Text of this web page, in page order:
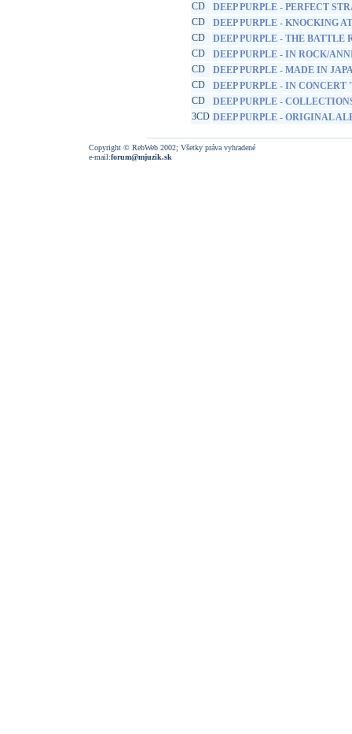
CD
DEEP PURPLE - PERFECT
CD
DEEP PURPLE - KNOCKING
CD
DEEP PURPLE - THE BATTLE
CD
DEEP PURPLE - IN ROCK/
CD
DEEP PURPLE - MADE IN
CD
DEEP PURPLE - IN CONCERT
CD
DEEP PURPLE -
3CD DEEP PURPLE - ORIGINAL
Copyright © RebWeb 2002; Všetky práva vyhradené
e-mail:forum@mjuzik.sk